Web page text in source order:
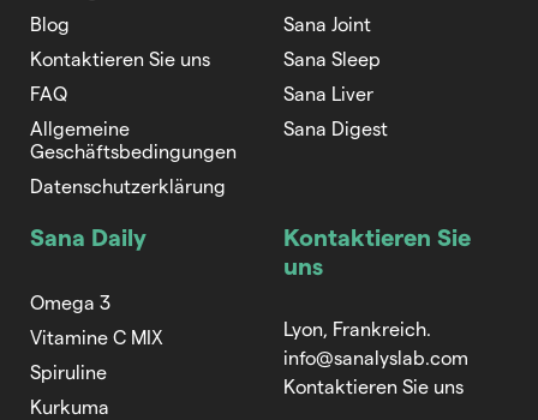
Blog
Kontaktieren Sie uns
FAQ
Allgemeine
Geschäftsbedingungen
Datenschutzerklärung
Sana Joint
Sana Sleep
Sana Liver
Sana Digest
Sana Daily
Omega 3
Vitamine C MIX
Spiruline
Kurkuma
Kontaktieren Sie
uns
Lyon, Frankreich.
info@sanalyslab.com
Kontaktieren Sie uns